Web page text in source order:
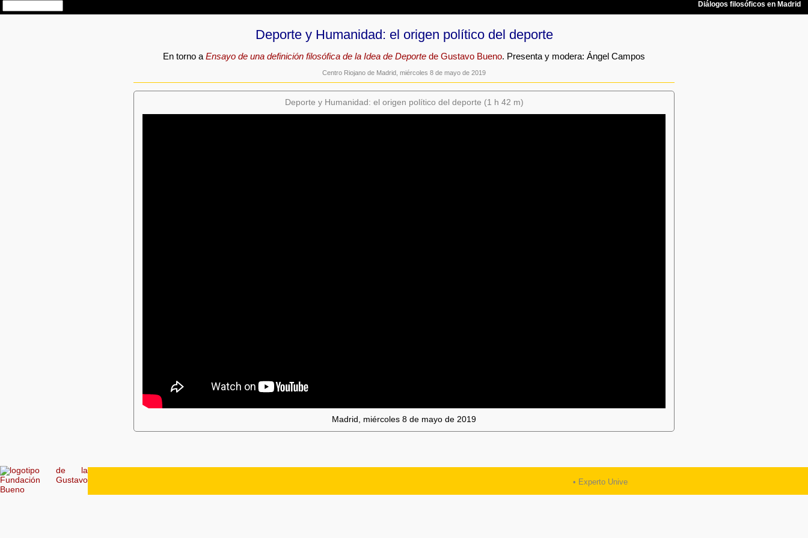
Deporte y Humanidad: el origen político del deporte
En torno a Ensayo de una definición filosófica de la Idea de Deporte de Gustavo Bueno. Presenta y modera: Ángel Campos
Centro Riojano de Madrid, miércoles 8 de mayo de 2019
Deporte y Humanidad: el origen político del deporte (1 h 42 m)
Madrid, miércoles 8 de mayo de 2019